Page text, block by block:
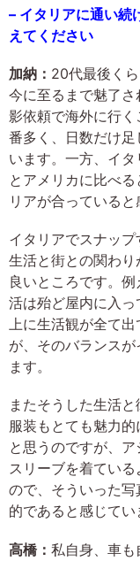
– イタリアに通い続
えてください
加納： 20代最後く
今に至るまで魅了
影依頼で海外に行
番多く、日数だけ
います。一方、イ
とアメリカに比べ
リアが合っていると
イタリアでスナッ
生活と街との関わ
良いところです。
活は殆ど屋内に入
上に生活観が全て
が、そのバランス
ます。
またそうした生活
服装もとても魅力
と思うのですが、
スリーブを着てい
ので、そういった
的であると感じてい
高橋： 私自身、車